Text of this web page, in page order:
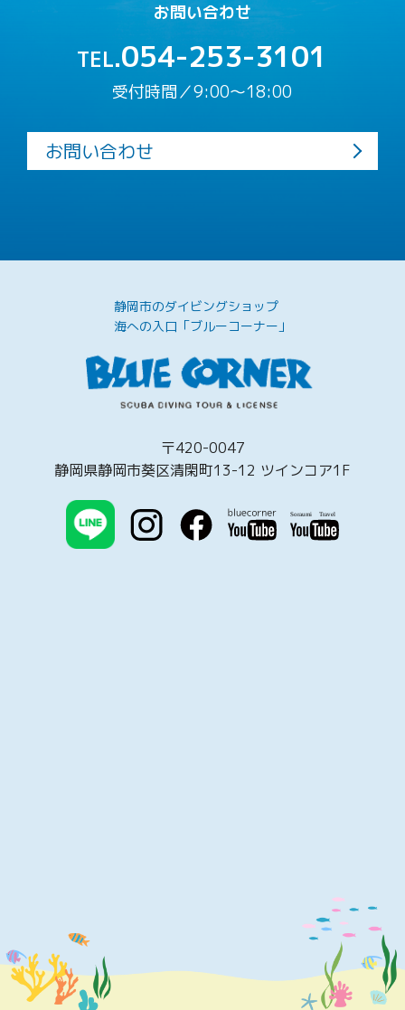
お問い合わせ
TEL.054-253-3101
受付時間／9:00〜18:00
お問い合わせ
静岡市のダイビングショップ
海への入口「ブルーコーナー」
〒420-0047
静岡県静岡市葵区清閑町13-12 ツインコア1F